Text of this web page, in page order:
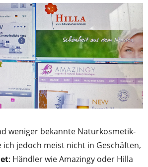
weniger bekannte Naturkosmetik-
jedoch meist nicht in Geschäften,
: Händler wie Amazingy oder Hilla